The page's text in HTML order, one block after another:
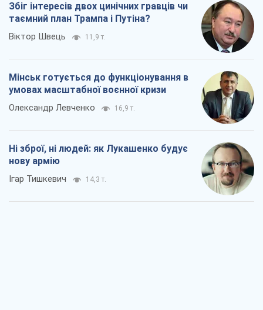
Збіг інтересів двох цинічних гравців чи
таємний план Трампа і Путіна?
Віктор Швець 11,9 т.
Мінськ готується до функціонування в
умовах масштабної воєнної кризи
Олександр Левченко 16,9 т.
Ні зброї, ні людей: як Лукашенко будує
нову армію
Ігар Тишкевич 14,3 т.